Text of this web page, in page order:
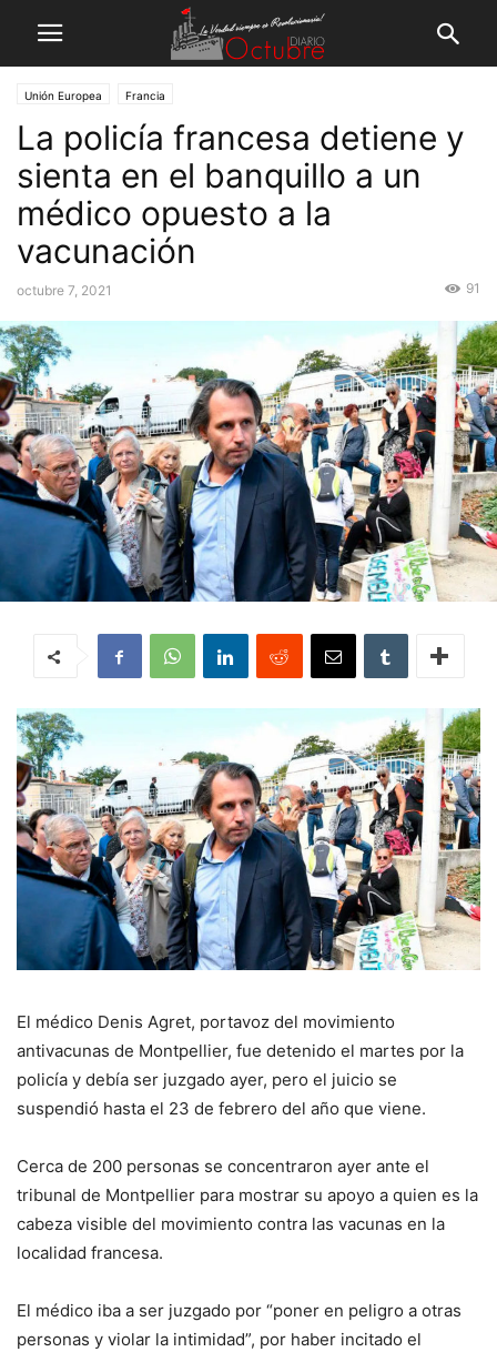
Unión Europea Francia
La policía francesa detiene y
sienta en el banquillo a un
médico opuesto a la
vacunación
octubre 7, 2021 91
El médico Denis Agret, portavoz del movimiento
antivacunas de Montpellier, fue detenido el martes por la
policía y debía ser juzgado ayer, pero el juicio se
suspendió hasta el 23 de febrero del año que viene.
Cerca de 200 personas se concentraron ayer ante el
tribunal de Montpellier para mostrar su apoyo a quien es la
cabeza visible del movimiento contra las vacunas en la
localidad francesa.
El médico iba a ser juzgado por “poner en peligro a otras
personas y violar la intimidad”, por haber incitado el